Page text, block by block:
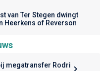
van Ter Stegen dwingt
Heerkens of Reverson
megatransfer Rodri